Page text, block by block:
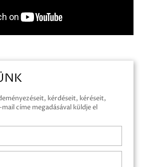
kérdéseit, kéréseit,
címe megadásával küldje el